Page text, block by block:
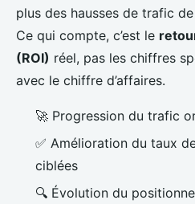
plus des hausses de trafic
Ce qui compte, c’est le
(ROI) réel, pas les chiffres
avec le chiffre d’affaires.
🚀 Progression du trafic
✅ Amélioration du taux
ciblées
🔍 Évolution du